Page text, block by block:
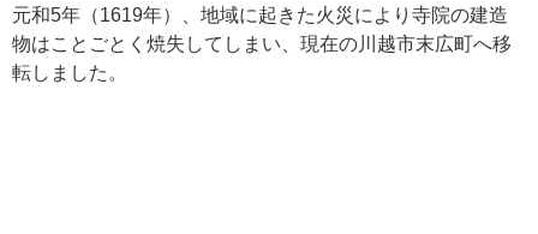
元和5年（1619年）、地域に起きた火災により寺院の建造
物はことごとく焼失してしまい、現在の川越市末広町へ移
転しました。